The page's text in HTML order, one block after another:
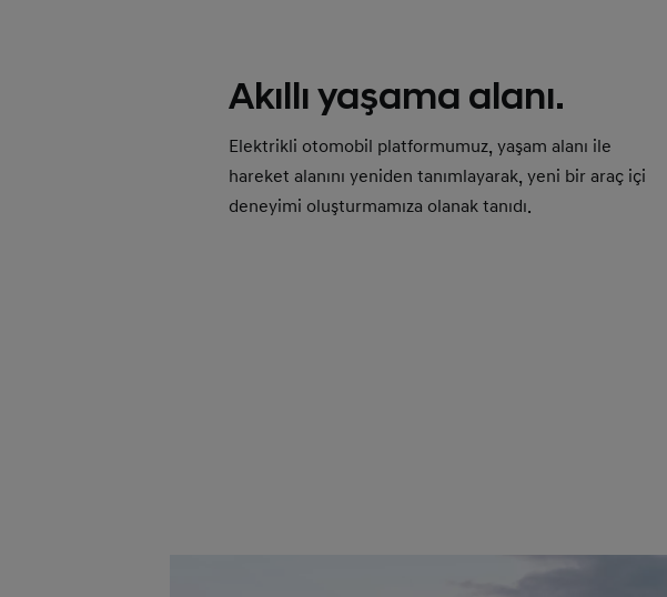
Akıllı yaşama alanı.
Elektrikli otomobil platformumuz, yaşam alanı ile
hareket alanını yeniden tanımlayarak, yeni bir araç içi
deneyimi oluşturmamıza olanak tanıdı.